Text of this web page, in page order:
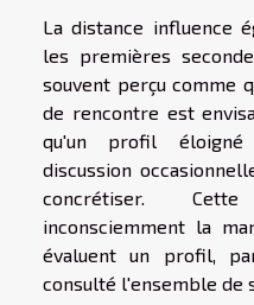
La distance influence
les premières
souvent perçu comme
de rencontre est
qu'un profil éloigné
discussion
concrétiser.
inconsciemment la
évaluent un profil,
consulté l'ensemble de